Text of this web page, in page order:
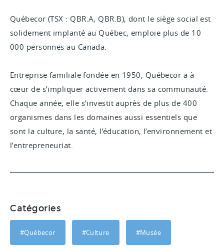
Québecor (TSX : QBR.A, QBR.B), dont le siège social est
solidement implanté au Québec, emploie plus de 10
000 personnes au Canada.
Entreprise familiale fondée en 1950, Québecor a à
cœur de s’impliquer activement dans sa communauté.
Chaque année, elle s’investit auprès de plus de 400
organismes dans les domaines aussi essentiels que
sont la culture, la santé, l’éducation, l’environnement et
l’entrepreneuriat.
Catégories
#Québecor #Culture #Musée